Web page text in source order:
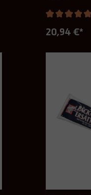
20,94 €*